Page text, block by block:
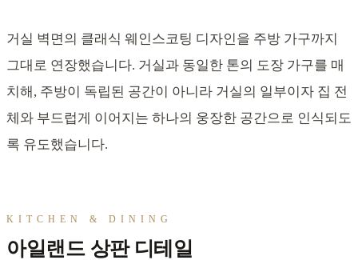
거실 벽면의 클래식 웨인스코팅 디자인을 주방 가구까지
그대로 연장했습니다. 거실과 동일한 톤의 도장 가구를 매
치해, 주방이 독립된 공간이 아니라 거실의 일부이자 집 전
체와 부드럽게 이어지는 하나의 웅장한 공간으로 인식되도
록 유도했습니다.
KITCHEN & DINING
아일랜드 상판 디테일